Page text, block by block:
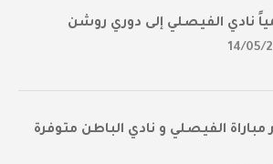
نادي الفيصلي إلى دوري روشن
14/05/
مباراة الفيصلي و نادي الباطن متوفرة